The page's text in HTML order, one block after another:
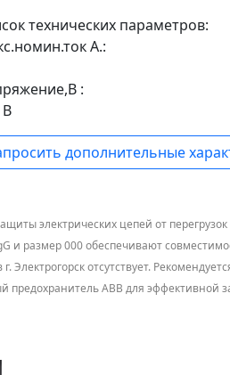
технических параметров:
А.:
:
В
дополнительные
электрических цепей от
и размер 000 обеспечивают
Электрогорск отсутствует.
предохранитель ABB для эффективной